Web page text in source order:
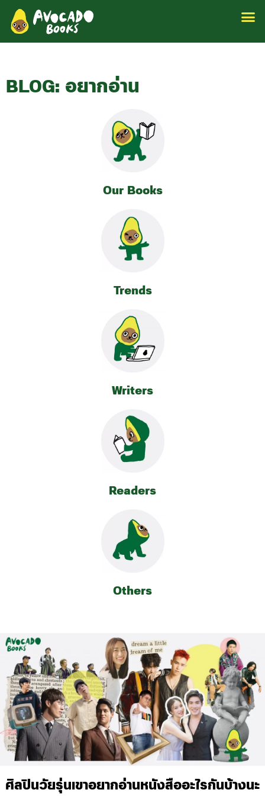
BLOG: อยากอ่าน
Our Books
Trends
Writers
Readers
Others
ศิลปินวัยรุ่นเขาอยากอ่านหนังสืออะไรกันบ้างนะ